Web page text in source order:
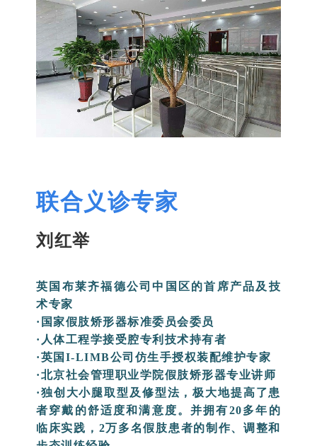
联合义诊专家
刘红举
英国布莱齐福德公司中国区的首席产品及技
术专家
·国家假肢矫形器标准委员会委员
·人体工程学接受腔专利技术持有者
·英国I-LIMB公司仿生手授权装配维护专家
·北京社会管理职业学院假肢矫形器专业讲师
·独创大小腿取型及修型法，极大地提高了患
者穿戴的舒适度和满意度。并拥有20多年的
临床实践，2万多名假肢患者的制作、调整和